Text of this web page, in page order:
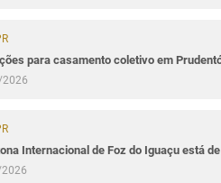
para casamento coletivo em
Internacional de Foz do Iguaçu está